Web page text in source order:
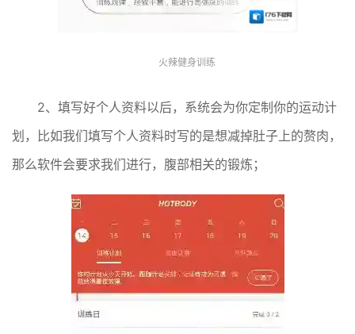
火辣健身训练
2、填写好个人资料以后，系统会为你定制你的运动计
划，比如我们填写个人资料时写的是想减掉肚子上的赘肉，
那么软件会要求我们进行，腹部相关的锻炼；